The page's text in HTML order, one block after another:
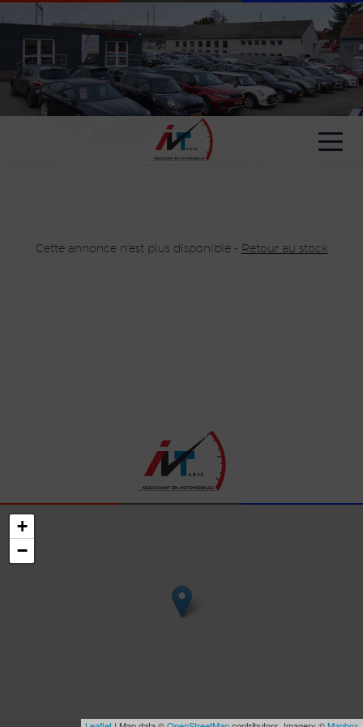
Cette annonce n'est plus disponible - Retour au stock
+
−
Paramètres avancés des cookies